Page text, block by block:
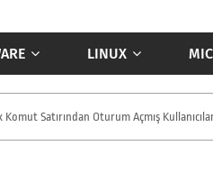
LINUX
Komut Satırından Oturum Açmış